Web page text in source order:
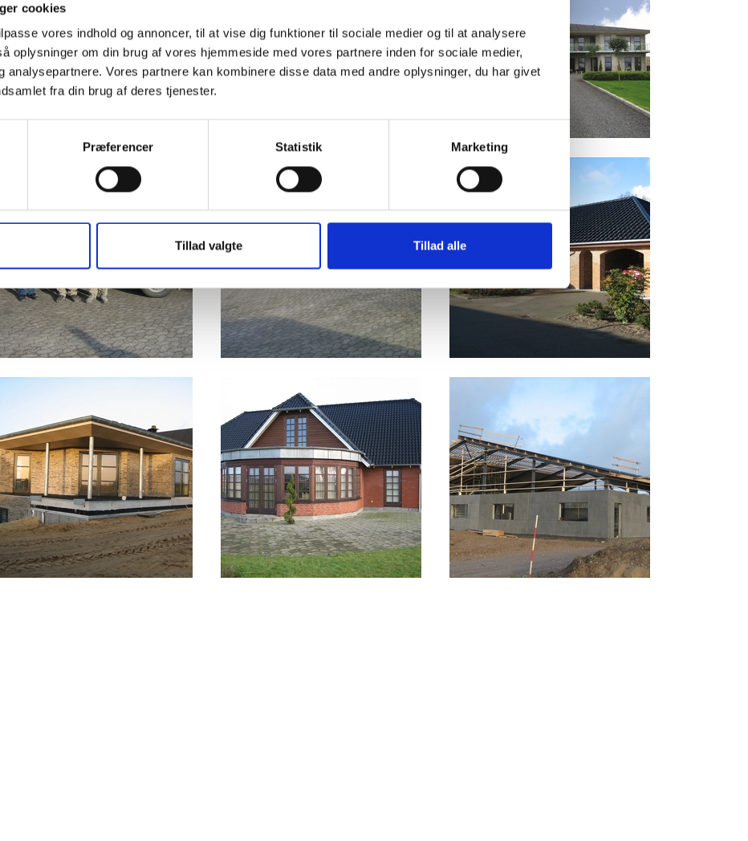
cookies
vores indhold og annoncer, til at vise dig funktioner til sociale medier og til at analysere
oplysninger om din brug af vores hjemmeside med vores partnere inden for sociale medier,
analysepartnere. Vores partnere kan kombinere disse data med andre oplysninger, du har givet
fra din brug af deres tjenester.
Præferencer Statistik Marketing
Tillad valgte Tillad alle